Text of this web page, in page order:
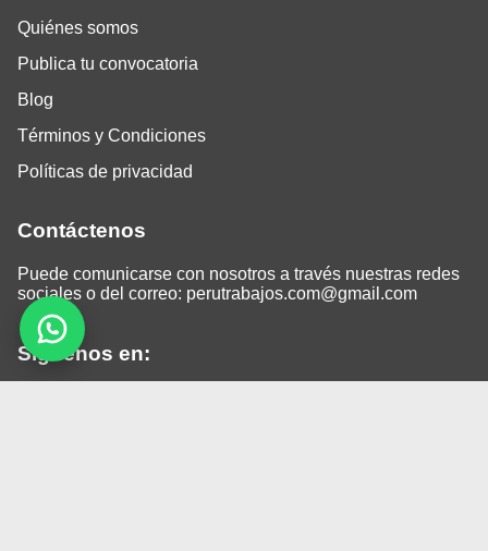
Quiénes somos
Publica tu convocatoria
Blog
Términos y Condiciones
Políticas de privacidad
Contáctenos
Puede comunicarse con nosotros a través nuestras redes
sociales o del correo: perutrabajos.com@gmail.com
Siguenos en: